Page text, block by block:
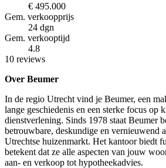
€ 495.000
Gem. verkoopprijs
24 dgn
Gem. verkooptijd
4.8
10 reviews
Over Beumer
In de regio Utrecht vind je Beumer, een
lange geschiedenis en een sterke focus op
dienstverlening. Sinds 1978 staat Beumer
betrouwbare, deskundige en vernieuwend
Utrechtse huizenmarkt. Het kantoor biedt
betekent dat ze alle aspecten van jouw
aan- en verkoop tot hypotheekadvies.